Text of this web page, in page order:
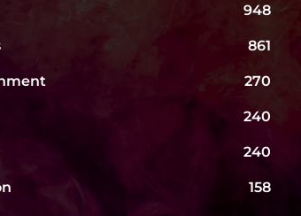
948
861
270
240
240
158